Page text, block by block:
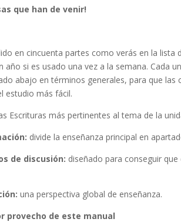
que han de venir!
en cincuenta partes como verás en la lista
año si es usado una vez a la semana. Cada
abajo en términos generales, para que las
estudio más fácil.
Escrituras más pertinentes al tema de la
divide la enseñanza principal en
de discusión: diseñado para conseguir
una perspectiva global de enseñanza.
provecho de este manual